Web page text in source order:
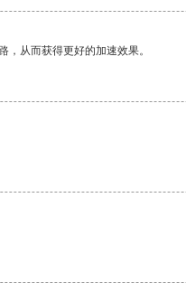
从而获得更好的加速效果。